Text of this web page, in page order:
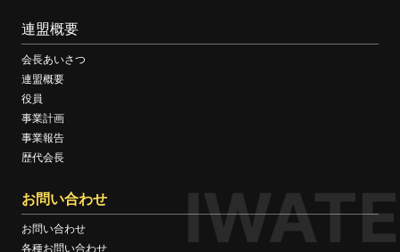
IWATE
連盟概要
会長あいさつ
連盟概要
役員
事業計画
事業報告
歴代会長
お問い合わせ
お問い合わせ
各種お問い合わせ